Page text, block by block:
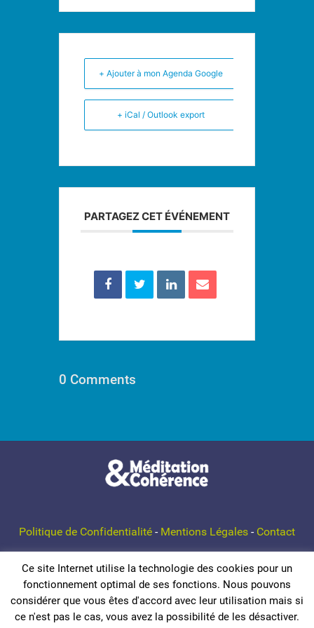
+ Ajouter à mon Agenda Google
+ iCal / Outlook export
PARTAGEZ CET ÉVÉNEMENT
0 Comments
Politique de Confidentialité - Mentions Légales - Contact
© 2026 Méditation et Cohérence
Ce site Internet utilise la technologie des cookies pour un
fonctionnement optimal de ses fonctions. Nous pouvons
considérer que vous êtes d'accord avec leur utilisation mais si
ce n'est pas le cas, vous avez la possibilité de les désactiver.